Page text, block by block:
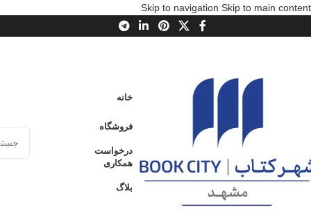
Skip to navigation Skip to main content
خانه
فروشگاه
درخواست
همکاری
بلاگ